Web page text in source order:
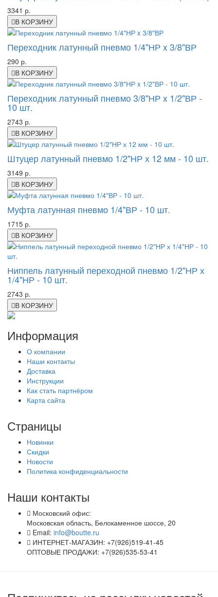
3341 р.
В КОРЗИНУ
Переходник латунный пневмо 1/4"НР x 3/8"ВР
290 р.
В КОРЗИНУ
Переходник латунный пневмо 3/8"НР x 1/2"ВР -
10 шт.
2743 р.
В КОРЗИНУ
Штуцер латунный пневмо 1/2"НР х 12 мм - 10 шт.
3149 р.
В КОРЗИНУ
Муфта латунная пневмо 1/4"ВР - 10 шт.
1715 р.
В КОРЗИНУ
Ниппель латунный переходной пневмо 1/2"НР х
1/4"НР - 10 шт.
2743 р.
В КОРЗИНУ
Информация
О компании
Наши контакты
Доставка
Инструкции
Как стать партнёром
Карта сайта
Страницы
Новинки
Скидки
Новости
Политика конфиденциальности
Наши контакты
Московский офис:
Московская область, Белокаменное шоссе, 20
Email: info@boutte.ru
ИНТЕРНЕТ-МАГАЗИН: +7(926)519-41-45
ОПТОВЫЕ ПРОДАЖИ: +7(926)535-53-41